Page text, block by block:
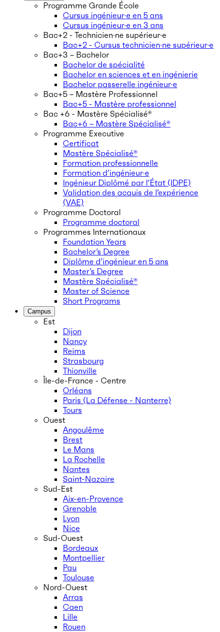
Programme Grande École
Cursus ingénieur·e en 5 ans
Cursus ingénieur·e en 3 ans
Bac+2 - Technicien·ne supérieur·e
Bac+2 - Cursus technicien·ne supérieur·e
Bac+3 – Bachelor
Bachelor de spécialité
Bachelor en sciences et en ingénierie
Bachelor passerelle ingénieur·e
Bac+5 – Mastère Professionnel
Bac+5 - Mastère professionnel
Bac +6 - Mastère Spécialisé®
Bac+6 – Mastère Spécialisé®
Programme Executive
Certificat
Mastère Spécialisé®
Formation professionnelle
Formation d’ingénieur·e
Ingénieur Diplômé par l’État (IDPE)
Validation des acquis de l’expérience
(VAE)
Programme Doctoral
Programme doctoral
Programmes Internationaux
Foundation Years
Bachelor’s Degree
Diplôme d’ingénieur en 5 ans
Master’s Degree
Mastère Spécialisé®
Master of Science
Short Programs
Campus
Est
Dijon
Nancy
Reims
Strasbourg
Thionville
Île-de-France - Centre
Orléans
Paris (La Défense - Nanterre)
Tours
Ouest
Angoulême
Brest
Le Mans
La Rochelle
Nantes
Saint-Nazaire
Sud-Est
Aix-en-Provence
Grenoble
Lyon
Nice
Sud-Ouest
Bordeaux
Montpellier
Pau
Toulouse
Nord-Ouest
Arras
Caen
Lille
Rouen